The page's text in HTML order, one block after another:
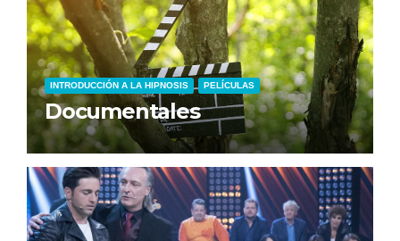
INTRODUCCIÓN A LA HIPNOSIS PELÍCULAS
Documentales